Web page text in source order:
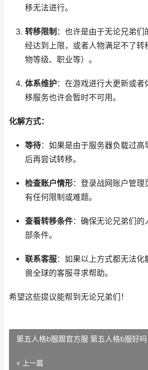
移无法进行。
转移限制 ：也许是由于无论兄弟
经达到上限，或者人物满足不了转
物等级、职业等）。
体系维护：在游戏进行大更新或者
移服务也许会暂时不可用。
化解方式：
等待：如果是由于服务器负载过高
后再尝试转移。
检查账户情形：登录战网账户管理
有任何限制或难题。
查看转移条件：确保无论兄弟们的
部条件。
联系客服：如果以上方式都无法化
兽全球的客服寻求帮助。
希望这些提议能帮到无论兄弟们！
第五人格b服跟官方服 第五人格b服好吗
« 上一篇